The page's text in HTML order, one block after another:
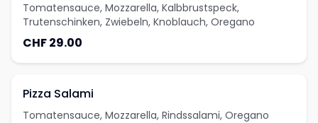
Tomatensauce, Mozzarella, Kalbbrustspeck,
Trutenschinken, Zwiebeln, Knoblauch, Oregano
CHF 29.00
Pizza Salami
Tomatensauce, Mozzarella, Rindssalami, Oregano